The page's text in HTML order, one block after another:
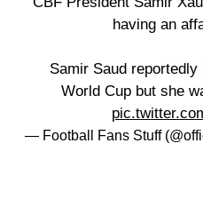
having an
Samir Saud
World Cup but she
— Football Fans Stuff